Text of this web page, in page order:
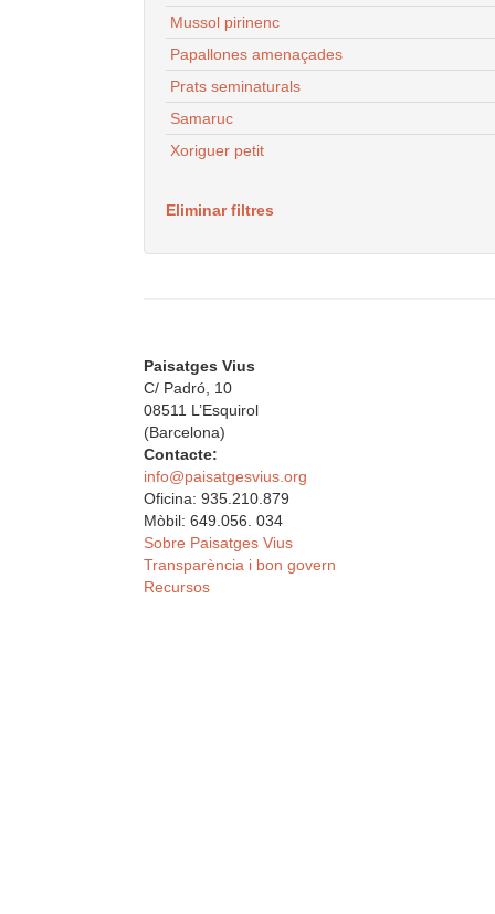
Mussol pirinenc
Papallones amenaçades
Prats seminaturals
Samaruc
Xoriguer petit
Eliminar filtres
Paisatges Vius
C/ Padró, 10
08511 L’Esquirol
(Barcelona)
Contacte:
info@paisatgesvius.org
Oficina: 935.210.879
Mòbil: 649.056. 034
Sobre Paisatges Vius
Transparència i bon govern
Recursos